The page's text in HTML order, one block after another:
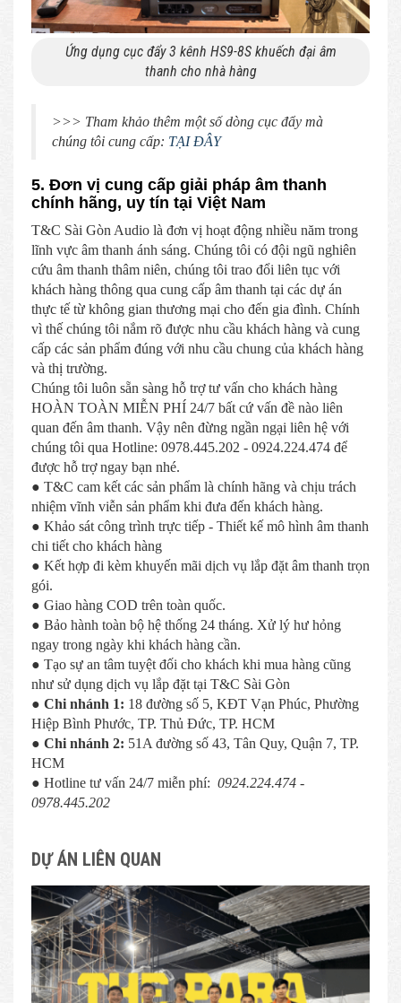
Ứng dụng cục đẩy 3 kênh HS9-8S khuếch đại âm
thanh cho nhà hàng
>>> Tham khảo thêm một số dòng cục đẩy mà
chúng tôi cung cấp: TẠI ĐÂY
5. Đơn vị cung cấp giải pháp âm thanh
chính hãng, uy tín tại Việt Nam
T&C Sài Gòn Audio là đơn vị hoạt động nhiều năm trong
lĩnh vực âm thanh ánh sáng. Chúng tôi có đội ngũ nghiên
cứu âm thanh thâm niên, chúng tôi trao đổi liên tục với
khách hàng thông qua cung cấp âm thanh tại các dự án
thực tế từ không gian thương mại cho đến gia đình. Chính
vì thế chúng tôi nắm rõ được nhu cầu khách hàng và cung
cấp các sản phẩm đúng với nhu cầu chung của khách hàng
và thị trường.
Chúng tôi luôn sẵn sàng hỗ trợ tư vấn cho khách hàng
HOÀN TOÀN MIỄN PHÍ 24/7 bất cứ vấn đề nào liên
quan đến âm thanh. Vậy nên đừng ngần ngại liên hệ với
chúng tôi qua Hotline: 0978.445.202 - 0924.224.474 để
được hỗ trợ ngay bạn nhé.
● T&C cam kết các sản phẩm là chính hãng và chịu trách
nhiệm vĩnh viễn sản phẩm khi đưa đến khách hàng.
● Khảo sát công trình trực tiếp - Thiết kế mô hình âm thanh
chi tiết cho khách hàng
● Kết hợp đi kèm khuyến mãi dịch vụ lắp đặt âm thanh trọn
gói.
● Giao hàng COD trên toàn quốc.
● Bảo hành toàn bộ hệ thống 24 tháng. Xử lý hư hỏng
ngay trong ngày khi khách hàng cần.
● Tạo sự an tâm tuyệt đối cho khách khi mua hàng cũng
như sử dụng dịch vụ lắp đặt tại T&C Sài Gòn
● Chi nhánh 1: 18 đường số 5, KĐT Vạn Phúc, Phường
Hiệp Bình Phước, TP. Thủ Đức, TP. HCM
● Chi nhánh 2: 51A đường số 43, Tân Quy, Quận 7, TP.
HCM
● Hotline tư vấn 24/7 miễn phí: 0924.224.474 -
0978.445.202
DỰ ÁN LIÊN QUAN